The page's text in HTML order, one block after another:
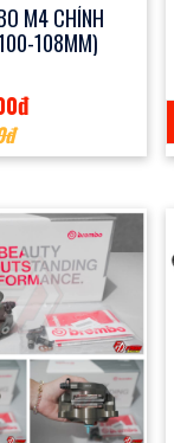
M4 CHÍNH
108MM)